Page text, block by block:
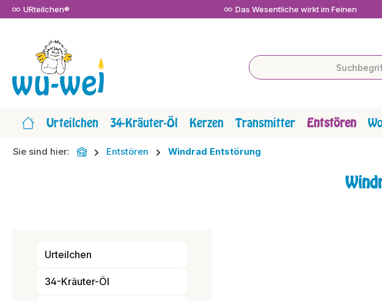
Hauptinhalt springen
Zur Suche springen
Zur Hauptnavigation springen
URteilchen® Das Wesentliche wirkt im Feinen
Urteilchen 34-Kräuter-Öl Kerzen Transmitter Entstören
Sie sind hier: Entstören Windrad Entstörung
Urteilchen
34-Kräuter-Öl